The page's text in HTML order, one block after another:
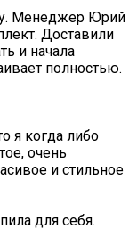
Менеджер Юрий
Доставили
и начала
полностью.
я когда либо
очень
и стильное
для себя.